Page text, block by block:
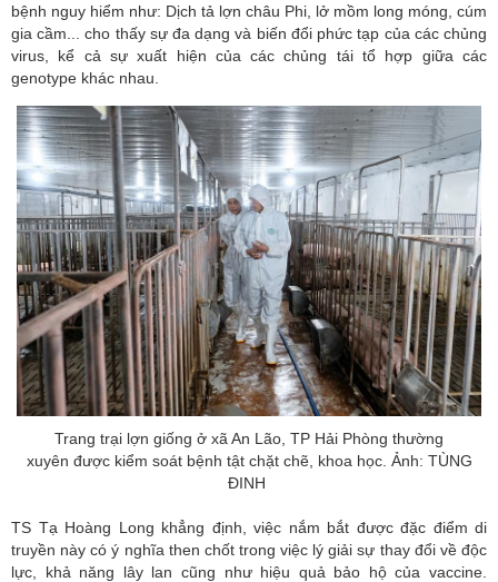
bệnh nguy hiểm như: Dịch tả lợn châu Phi, lở mồm long móng, cúm
gia cầm... cho thấy sự đa dạng và biến đổi phức tạp của các chủng
virus, kể cả sự xuất hiện của các chủng tái tổ hợp giữa các
genotype khác nhau.
Trang trại lợn giống ở xã An Lão, TP Hải Phòng thường
xuyên được kiểm soát bệnh tật chặt chẽ, khoa học. Ảnh: TÙNG
ĐINH
TS Tạ Hoàng Long khẳng định, việc nắm bắt được đặc điểm di
truyền này có ý nghĩa then chốt trong việc lý giải sự thay đổi về độc
lực, khả năng lây lan cũng như hiệu quả bảo hộ của vaccine.